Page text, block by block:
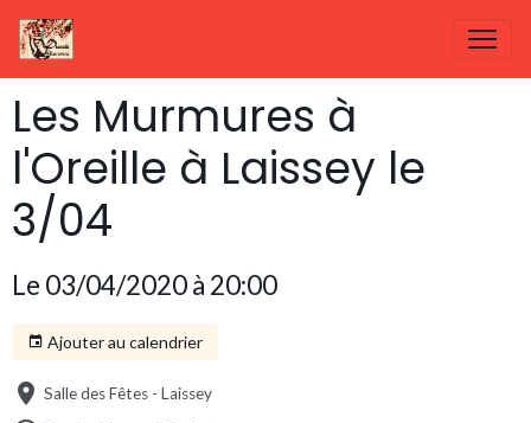
Les Murmures à
l'Oreille à Laissey le
3/04
Le 03/04/2020à 20:00
Ajouter au calendrier
Salle des Fêtes - Laissey